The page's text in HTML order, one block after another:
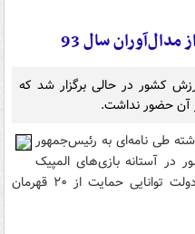
سال 93
از مدال‌آوران سال ۹۳ ورزش کشور در حالی برگزار شد که
آن حضور نداشت.
طی نامه‌ای به رئیس‌جمهور
در آستانه بازی‌های المپیک
خطاب به وی اعلام کرده بود که اگر دولت توانایی حمایت از ۲۰ قهرمان